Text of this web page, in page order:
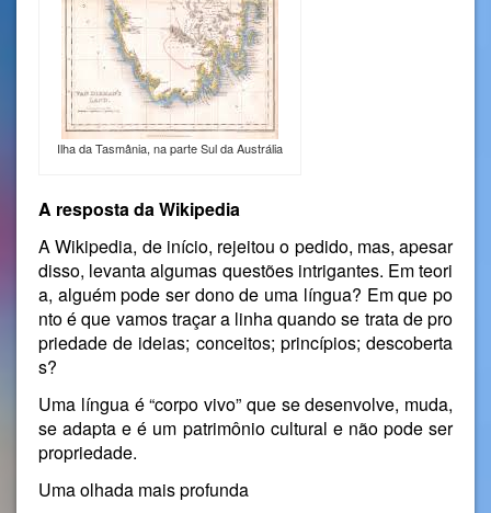
Ilha da Tasmânia, na parte Sul da Austrália
A resposta da Wikipedia
A Wikipedia, de início, rejeitou o pedido, mas, apesar
disso, levanta algumas questões intrigantes. Em teori
a, alguém pode ser dono de uma língua? Em que po
nto é que vamos traçar a linha quando se trata de pro
priedade de ideias; conceitos; princípios; descoberta
s?
Uma língua é “corpo vivo” que se desenvolve, muda,
se adapta e é um patrimônio cultural e não pode ser
propriedade.
Uma olhada mais profunda